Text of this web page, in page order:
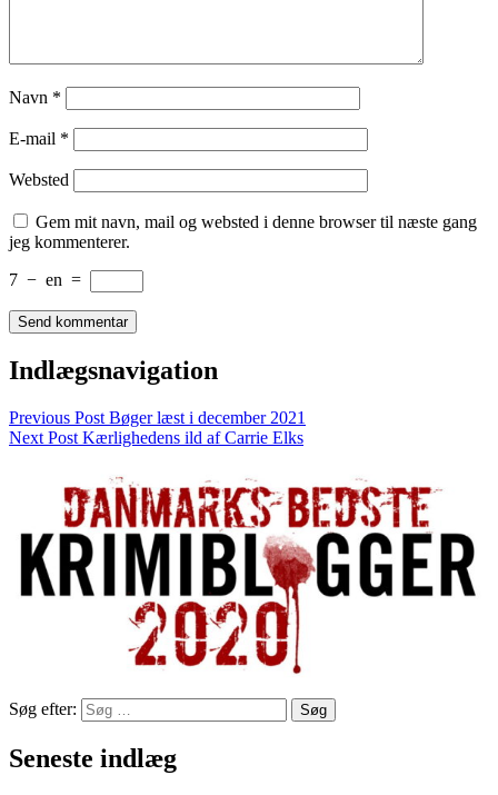
Navn *
E-mail *
Websted
Gem mit navn, mail og websted i denne browser til næste gang
jeg kommenterer.
7 − en =
Indlægsnavigation
Previous Post Bøger læst i december 2021
Next Post Kærlighedens ild af Carrie Elks
Søg efter:
Seneste indlæg